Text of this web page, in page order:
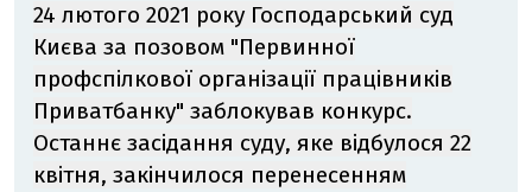
24 лютого 2021 року Господарський суд
Києва за позовом "Первинної
профспілкової організації працівників
Приватбанку" заблокував конкурс.
Останнє засідання суду, яке відбулося 22
квітня, закінчилося перенесенням